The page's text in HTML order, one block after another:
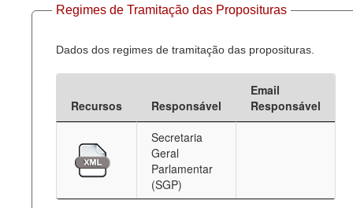
Regimes de Tramitação das Proposituras
Dados dos regimes de tramitação das proposituras.
Recursos Responsável
Email
Responsável
Secretaria
Geral
Parlamentar
(SGP)